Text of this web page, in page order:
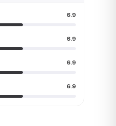
6.9
6.9
6.9
6.9